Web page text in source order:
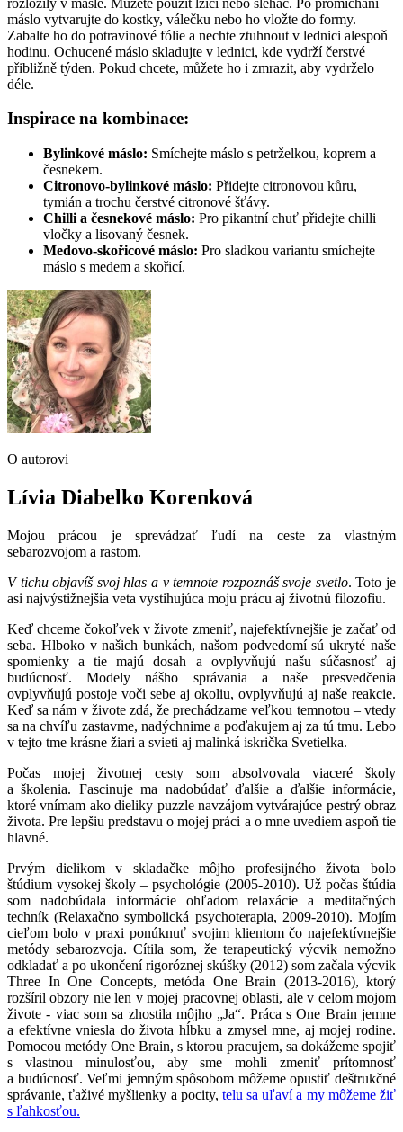
máslo vytvarujte do kostky, válečku nebo ho vložte do formy.
Zabalte ho do potravinové fólie a nechte ztuhnout v lednici alespoň
hodinu. Ochucené máslo skladujte v lednici, kde vydrží čerstvé
přibližně týden. Pokud chcete, můžete ho i zmrazit, aby vydrželo
déle.
Inspirace na kombinace:
Bylinkové máslo: Smíchejte máslo s petrželkou, koprem a
česnekem.
Citronovo-bylinkové máslo: Přidejte citronovou kůru,
tymián a trochu čerstvé citronové šťávy.
Chilli a česnekové máslo: Pro pikantní chuť přidejte chilli
vločky a lisovaný česnek.
Medovo-skořicové máslo: Pro sladkou variantu smíchejte
máslo s medem a skořicí.
O autorovi
Lívia Diabelko Korenková
Mojou prácou je sprevádzať ľudí na ceste za vlastným
sebarozvojom a rastom.
V tichu objavíš svoj hlas a v temnote rozpoznáš svoje svetlo. Toto je
asi najvýstižnejšia veta vystihujúca moju prácu aj životnú filozofiu.
Keď chceme čokoľvek v živote zmeniť, najefektívnejšie je začať od
seba. Hlboko v našich bunkách, našom podvedomí sú ukryté naše
spomienky a tie majú dosah a ovplyvňujú našu súčasnosť aj
budúcnosť. Modely nášho správania a naše presvedčenia
ovplyvňujú postoje voči sebe aj okoliu, ovplyvňujú aj naše reakcie.
Keď sa nám v živote zdá, že prechádzame veľkou temnotou – vtedy
sa na chvíľu zastavme, nadýchnime a poďakujem aj za tú tmu. Lebo
v tejto tme krásne žiari a svieti aj malinká iskrička Svetielka.
Počas mojej životnej cesty som absolvovala viaceré školy
a školenia. Fascinuje ma nadobúdať ďalšie a ďalšie informácie,
ktoré vnímam ako dieliky puzzle navzájom vytvárajúce pestrý obraz
života. Pre lepšiu predstavu o mojej práci a o mne uvediem aspoň tie
hlavné.
Prvým dielikom v skladačke môjho profesijného života bolo
štúdium vysokej školy – psychológie (2005-2010). Už počas štúdia
som nadobúdala informácie ohľadom relaxácie a meditačných
techník (Relaxačno symbolická psychoterapia, 2009-2010). Mojím
cieľom bolo v praxi ponúknuť svojim klientom čo najefektívnejšie
metódy sebarozvoja. Cítila som, že terapeutický výcvik nemožno
odkladať a po ukončení rigoróznej skúšky (2012) som začala výcvik
Three In One Concepts, metóda One Brain (2013-2016), ktorý
rozšíril obzory nie len v mojej pracovnej oblasti, ale v celom mojom
živote - viac som sa zhostila môjho „Ja“. Práca s One Brain jemne
a efektívne vniesla do života hĺbku a zmysel mne, aj mojej rodine.
Pomocou metódy One Brain, s ktorou pracujem, sa dokážeme spojiť
s vlastnou minulosťou, aby sme mohli zmeniť prítomnosť
a budúcnosť. Veľmi jemným spôsobom môžeme opustiť deštrukčné
správanie, ťaživé myšlienky a pocity, telu sa uľaví a my môžeme žiť
s ľahkosťou.